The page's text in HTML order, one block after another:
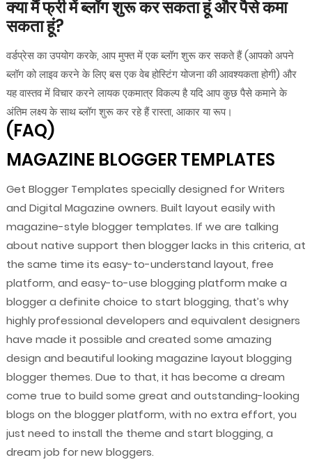
क्या मैं फ्री में ब्लॉग शुरू कर सकता हूं और पैसे कमा
सकता हूं?
वर्डप्रेस का उपयोग करके, आप मुफ्त में एक ब्लॉग शुरू कर सकते हैं (आपको अपने
ब्लॉग को लाइव करने के लिए बस एक वेब होस्टिंग योजना की आवश्यकता होगी) और
यह वास्तव में विचार करने लायक एकमात्र विकल्प है यदि आप कुछ पैसे कमाने के
अंतिम लक्ष्य के साथ ब्लॉग शुरू कर रहे हैं रास्ता, आकार या रूप।
(FAQ)
MAGAZINE BLOGGER TEMPLATES
Get Blogger Templates specially designed for Writers
and Digital Magazine owners. Built layout easily with
magazine-style blogger templates. If we are talking
about native support then blogger lacks in this criteria, at
the same time its easy-to-understand layout, free
platform, and easy-to-use blogging platform make a
blogger a definite choice to start blogging, that’s why
highly professional developers and equivalent designers
have made it possible and created some amazing
design and beautiful looking magazine layout blogging
blogger themes. Due to that, it has become a dream
come true to build some great and outstanding-looking
blogs on the blogger platform, with no extra effort, you
just need to install the theme and start blogging, a
dream job for new bloggers.